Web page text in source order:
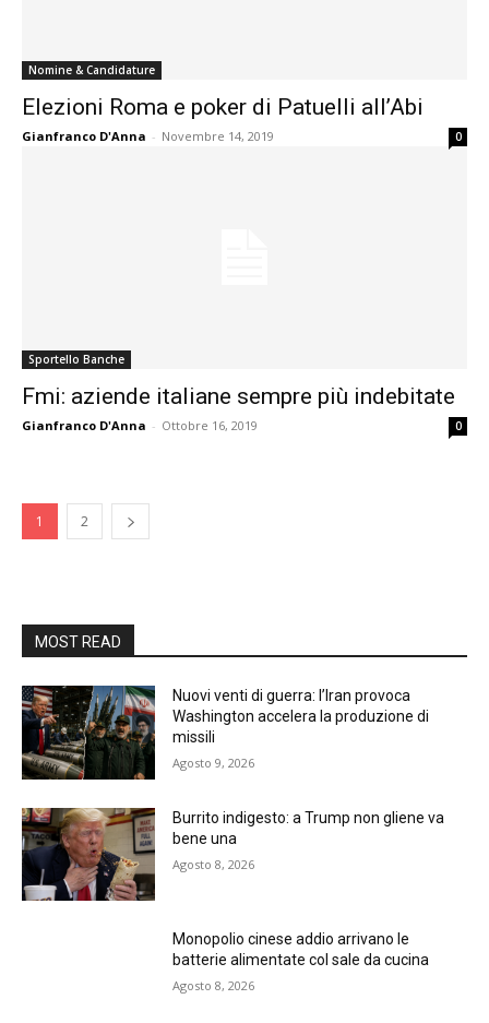
Nomine & Candidature
Elezioni Roma e poker di Patuelli all’Abi
Gianfranco D'Anna - Novembre 14, 2019 0
Sportello Banche
Fmi: aziende italiane sempre più indebitate
Gianfranco D'Anna - Ottobre 16, 2019 0
1 2
MOST READ
Nuovi venti di guerra: l’Iran provoca
Washington accelera la produzione di
missili
Agosto 9, 2026
Burrito indigesto: a Trump non gliene va
bene una
Agosto 8, 2026
Monopolio cinese addio arrivano le
batterie alimentate col sale da cucina
Agosto 8, 2026